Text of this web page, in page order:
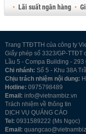
Lãi suất ngân hàng
Trang TTĐTTH của công ty
Giấy phép số 3323/GP-TTĐT
Lầu 5 - Compa Building -
Chi nhánh: Số 5 - Khu 38A
Chịu trách nhiệm nội dung:
Hotline: 0975798489
Email: info@vietnambiz.vn
Trách nhiệm về thông tin
DỊCH VỤ QUẢNG CÁO
Tel: 0931589222 (Ms Ngọc)
Email: